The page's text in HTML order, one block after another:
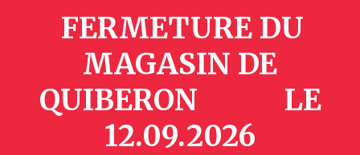
FERMETURE DU
MAGASIN DE
QUIBERON LE
12.09.2026